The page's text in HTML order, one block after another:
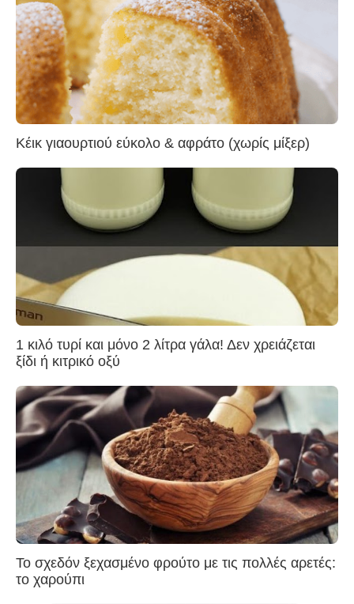
Κέικ γιαουρτιού εύκολο & αφράτο (χωρίς μίξερ)
1 κιλό τυρί και μόνο 2 λίτρα γάλα! Δεν χρειάζεται
ξίδι ή κιτρικό οξύ
Το σχεδόν ξεχασμένο φρούτο με τις πολλές αρετές:
το χαρούπι